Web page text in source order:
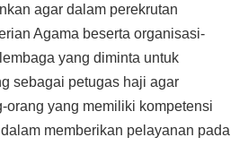
agar dalam perekrutan
Agama beserta organisasi-
yang diminta untuk
sebagai petugas haji agar
orang yang memiliki kompetensi
memberikan pelayanan pada